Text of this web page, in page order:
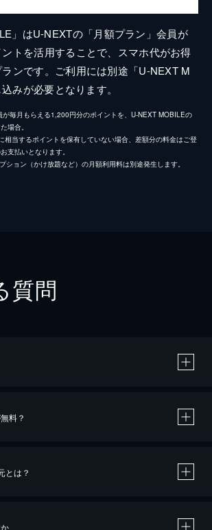
」はU-NEXTの「月額プラン」会員が
トを活用することで、スマホ代がお得
ンです。ご利用には別途「U-NEXT M
みが必要となります。
毎月もらえる1,200円分のポイントを、U-NEXT MOBILEの
場合。
相当するポイントを保有していない場合、差額分の料金はご登
支払いとなります。
ション（かけ放題など）の月額利用料は別途発生します。
質問
料？
とは？